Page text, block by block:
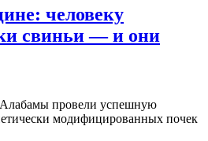
человеку
свиньи — и они
провели успешную
модифицированных почек